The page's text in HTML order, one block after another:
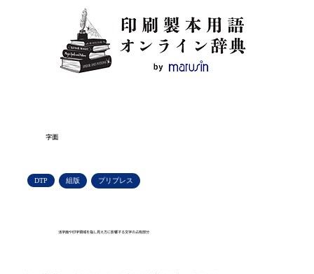
字面
DTP 組版 プリプレス
活字面や印字領域を指し見え方に影響する文字の占有部分